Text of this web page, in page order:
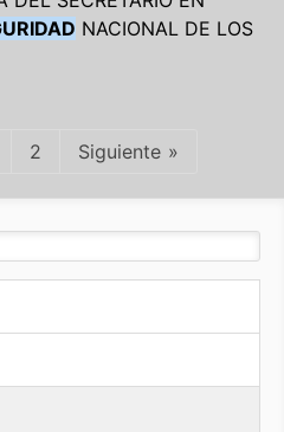
NACIONAL DE LOS
2 Siguiente